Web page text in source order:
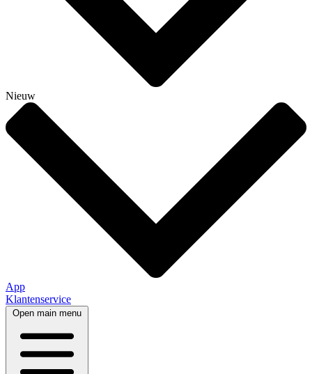
Nieuw
App
Klantenservice
Open main menu